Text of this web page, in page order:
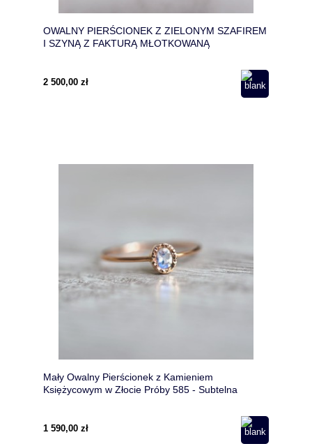
OWALNY PIERŚCIONEK Z ZIELONYM SZAFIREM
I SZYNĄ Z FAKTURĄ MŁOTKOWANĄ
2 500,00 zł
Mały Owalny Pierścionek z Kamieniem
Księżycowym w Złocie Próby 585 - Subtelna
1 590,00 zł